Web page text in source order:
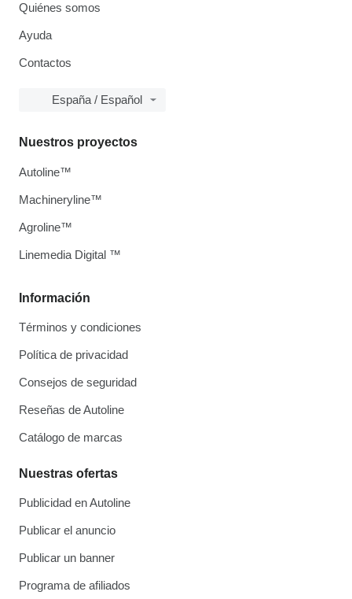
Quiénes somos
Ayuda
Contactos
España / Español
Información
Términos y condiciones
Política de privacidad
Consejos de seguridad
Reseñas de Autoline
Catálogo de marcas
Nuestras ofertas
Publicidad en Autoline
Publicar el anuncio
Publicar un banner
Programa de afiliados
Nuestros proyectos
Autoline™
Machineryline™
Agroline™
Linemedia Digital ™